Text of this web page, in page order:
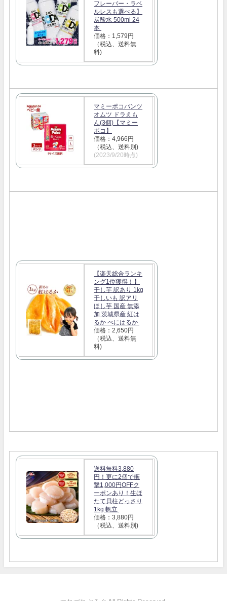
フレーバー・ラベ
ルレスも選べる】
炭酸水 500ml 24
本
価格：1,579円
（税込、送料無
料)
マミーポコパンツ
オムツ ドラえも
ん(3個)【マミー
ポコ】
価格：4,966円
（税込、送料別)
(2023/9/20時点)
【楽天総合ランキ
ング1位獲得！】
干し芋 訳あり 1kg
干しいも 訳アリ
ほし芋 国産 無添
加 茨城県産 紅は
るか べにはるか
価格：2,650円
（税込、送料無
料)
送料無料3,880
円！更に2個で衝
撃1,000円OFFク
ーポンあり！生ほ
たて貝柱どっさり
1kg 帆立
価格：3,880円
（税込、送料別)